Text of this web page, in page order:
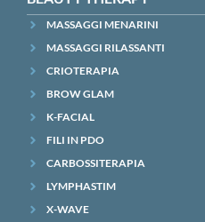
MASSAGGI MENARINI
MASSAGGI RILASSANTI
CRIOTERAPIA
BROW GLAM
K-FACIAL
FILI IN PDO
CARBOSSITERAPIA
LYMPHASTIM
X-WAVE